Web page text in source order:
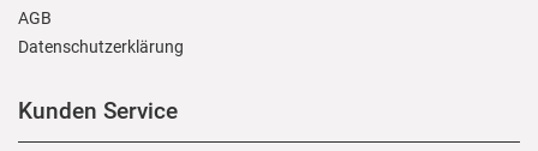
AGB
Daten­schutz­erklärung
Kunden Service